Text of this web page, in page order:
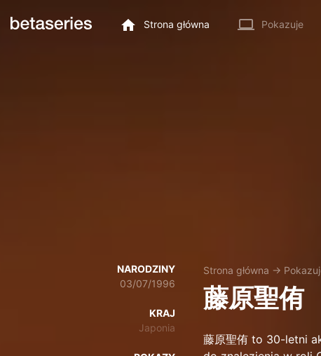
Strona główna Pokazuje
NARODZINY
03/07/1996
KRAJ
Japonia
Strona główna →
藤原聖侑
藤原聖侑 to 30-letni